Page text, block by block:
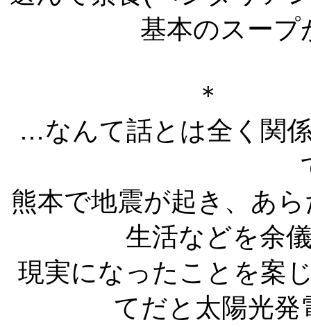
基本のスープ
＊
…なんて話とは全く関
熊本で地震が起き、あ
生活などを余
現実になったことを案
てだと太陽光発